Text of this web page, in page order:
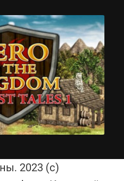
Sim World
2023 (с)